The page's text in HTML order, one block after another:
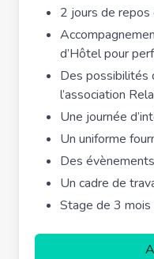
2 jours de repos
d’Hôtel pour
Des possibilités
l’association
Une journée
Un uniforme
Des
Un cadre de
Stage de 3 mois